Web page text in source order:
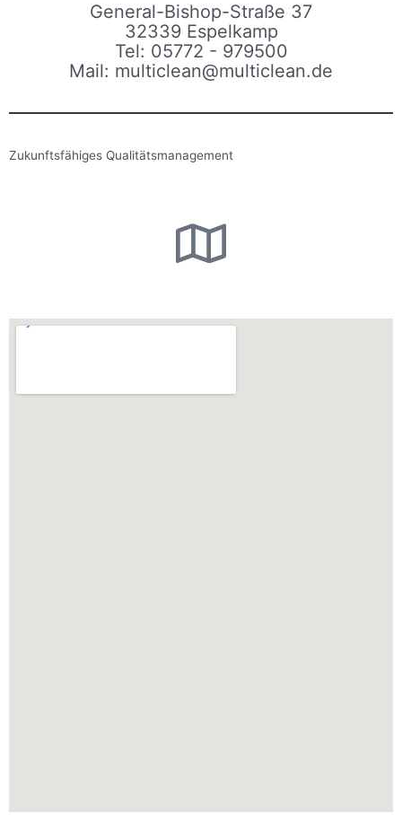
General-Bishop-Straße 37
32339 Espelkamp
Tel: 05772 - 979500
Mail: multiclean@multiclean.de
Zukunftsfähiges Qualitätsmanagement